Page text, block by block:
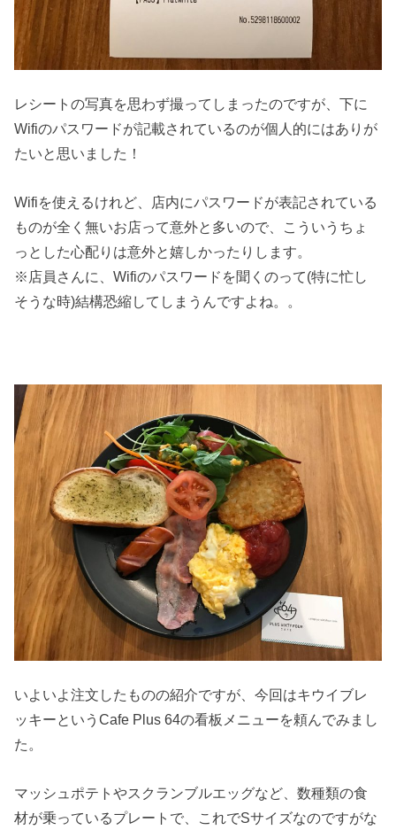
レシートの写真を思わず撮ってしまったのですが、下に
Wifiのパスワードが記載されているのが個人的にはありが
たいと思いました！
Wifiを使えるけれど、店内にパスワードが表記されている
ものが全く無いお店って意外と多いので、こういうちょ
っとした心配りは意外と嬉しかったりします。
※店員さんに、Wifiのパスワードを聞くのって(特に忙し
そうな時)結構恐縮してしまうんですよね。。
いよいよ注文したものの紹介ですが、今回はキウイブレ
ッキーというCafe Plus 64の看板メニューを頼んでみまし
た。
マッシュポテトやスクランブルエッグなど、数種類の食
材が乗っているプレートで、これでSサイズなのですがな